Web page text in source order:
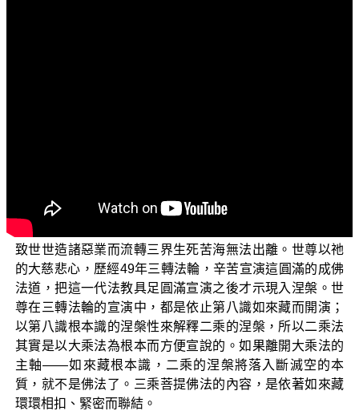
是三世輪迴業果的主軸。世尊見到眾生因為無明妄想執著
的緣故，不知道自己本來就具有同於如來的智慧德相，以
致世世造諸惡業而流轉三界生死苦海無法出離。世尊以祂
的大慈悲心，歷經49年三轉法輪，辛苦宣演這圓滿的成佛
法道，把這一代法教具足圓滿宣演之後才示現入涅槃。世
尊在三轉法輪的宣演中，都是依止第八識如來藏而開演；
以第八識根本識的涅槃性來解釋二乘的涅槃，所以二乘法
其實是以大乘法為根本而方便宣說的。如果離開大乘法的
主軸——如來藏根本識，二乘的涅槃將落入斷滅空的本
質，就不是佛法了。三乘菩提佛法的內容，是依著如來藏
環環相扣、緊密而聯結。